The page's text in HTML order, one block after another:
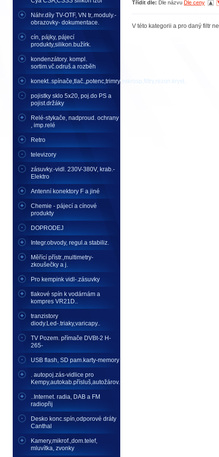
Náhr.díly TV-OTF, VN tr,.moduly.-
obrazovky- dokumentace.
cín, pájky, pájecí
produkty,silikon.bužírk.
kondenzátory. kompl.
sortim.vč.odruš.a rozběh
konekt..spínače,tlač.,potenc,trimry,mikrosp,filtry,rezon.kryst..
pojistky sklo 5x20, poj.do PS a
pojist.držáky
Relé-stykače, nadproud. ochrany
, imp.relé
Retro
televizory
zásuvky.-vidl. 230V-380V, krab.-
Elektro
Antenní konektory F a jiné
Chemie - pájecí a cínové
produkty
DOPRODEJ
Integr.obvody, regul.a stabiliz.
Měřící přístr.,multimetry-
zkoušečky a j.
Pro kempink vidl-.zásuvky
tlakové spín k vodárnám a
kompres VR21D..
tranzistory
diody.Led-.triaky,varicapy..
TV Pozem. přímače DVBt-2 H-
265-
USB flash, SD pam.karty-memory
. autopoj.zás-vidlice pro
Kempy,autokab.přísluš,autožárov.
..Internet. radia, DAB a FM
radiopřij
Desko konc.spín,odporové dráty
Canthal
Kamery,mikrof.,dom.telef,
mluvítka, zvonky
Třídit dle: Dle názvu Dle ceny
V této kategorii a pro daný filtr